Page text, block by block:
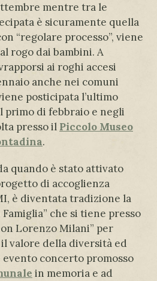
mentre tra le
è sicuramente quella
“regolare processo”, viene
rogo dai bambini. A
ai roghi accesi
anche nei comuni
posticipata l’ultimo
primo di febbraio e negli
presso il Piccolo Museo
.
quando è stato attivato
di accoglienza
è diventata tradizione la
che si tiene presso
Lorenzo Milani” per
valore della diversità ed
concerto promosso
in memoria e ad